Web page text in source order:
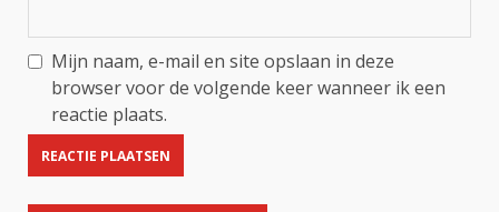
Mijn naam, e-mail en site opslaan in deze
browser voor de volgende keer wanneer ik een
reactie plaats.